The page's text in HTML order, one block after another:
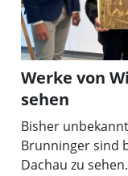
Werke von
sehen
Bisher
Brunninger sind
Dachau zu sehen.